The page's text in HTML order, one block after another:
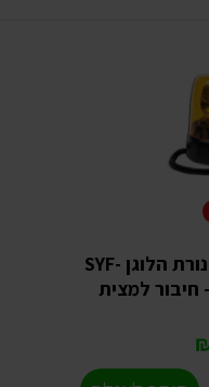
פנס מסתובב מגנטי נורת הלוגן SYF-